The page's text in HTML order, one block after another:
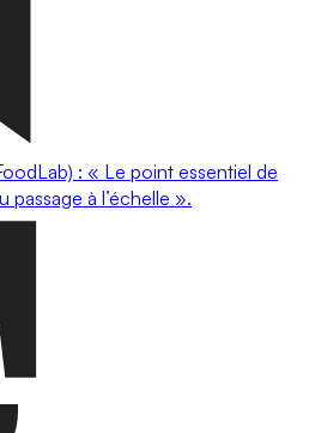
: « Le point essentiel de
passage à l’échelle ».